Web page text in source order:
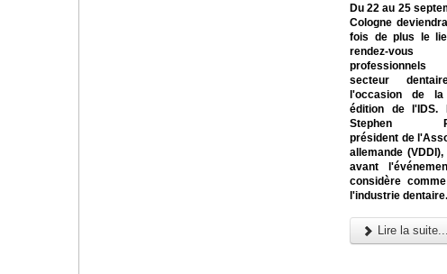
Du 22 au 25
Cologne
fois de plus le
rendez-vous
secteur
l'occasion de
édition de l'IDS.
Stephen
président de
allemande
avant
considère
l'industrie dentaire.
Lire la suite...